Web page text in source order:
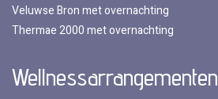
Veluwse Bron met overnachting
Thermae 2000 met overnachting
Wellnessarrangementen